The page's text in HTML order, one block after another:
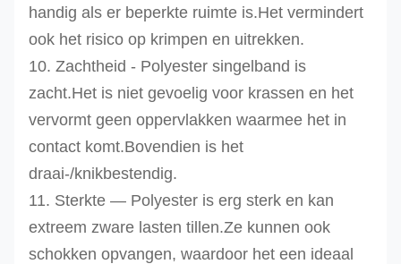
handig als er beperkte ruimte is.Het vermindert
ook het risico op krimpen en uitrekken.
10. Zachtheid - Polyester singelband is
zacht.Het is niet gevoelig voor krassen en het
vervormt geen oppervlakken waarmee het in
contact komt.Bovendien is het
draai-/knikbestendig.
11. Sterkte — Polyester is erg sterk en kan
extreem zware lasten tillen.Ze kunnen ook
schokken opvangen, waardoor het een ideaal